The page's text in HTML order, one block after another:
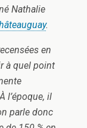
Nathalie
.
en
à quel point
l’époque, il
parle donc